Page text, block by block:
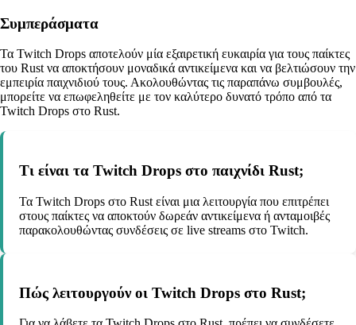
Συμπεράσματα
Τα Twitch Drops αποτελούν μία εξαιρετική ευκαιρία για τους παίκτες
του Rust να αποκτήσουν μοναδικά αντικείμενα και να βελτιώσουν την
εμπειρία παιχνιδιού τους. Ακολουθώντας τις παραπάνω συμβουλές,
μπορείτε να επωφεληθείτε με τον καλύτερο δυνατό τρόπο από τα
Twitch Drops στο Rust.
Τι είναι τα Twitch Drops στο παιχνίδι Rust;
Τα Twitch Drops στο Rust είναι μια λειτουργία που επιτρέπει
στους παίκτες να αποκτούν δωρεάν αντικείμενα ή ανταμοιβές
παρακολουθώντας συνδέσεις σε live streams στο Twitch.
Πώς λειτουργούν οι Twitch Drops στο Rust;